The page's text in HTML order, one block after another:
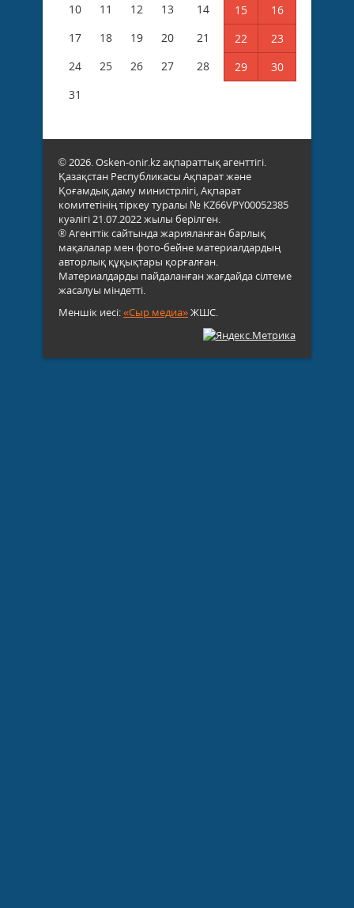
10
11 12 13 14 15
16
17
18 19 20 21 22
23
24
25 26 27 28 29
30
31
© 2026. Osken-onir.kz ақпараттық агенттігі.
Қазақстан Республикасы Ақпарат және
Қоғамдық даму министрлігі, Ақпарат
комитетінің тіркеу туралы № KZ66VPY00052385
куәлігі 21.07.2022 жылы берілген.
® Агенттік сайтында жарияланған барлық
мақалалар мен фото-бейне материалдардың
авторлық құқықтары қорғалған.
Материалдарды пайдаланған жағдайда сілтеме
жасалуы міндетті.
Меншік иесі:«Сыр медиа»ЖШС.